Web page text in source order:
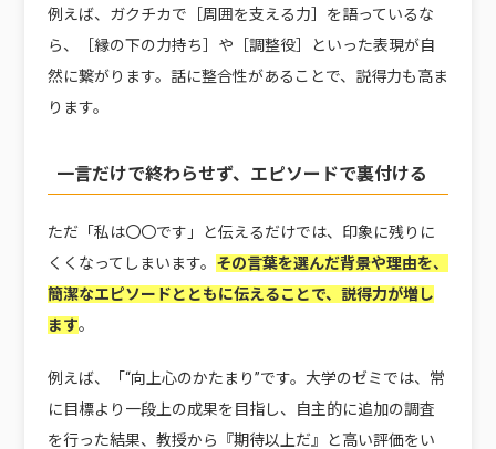
例えば、ガクチカで［周囲を支える力］を語っているな
ら、［縁の下の力持ち］や［調整役］といった表現が自
然に繋がります。話に整合性があることで、説得力も高ま
ります。
一言だけで終わらせず、エピソードで裏付ける
ただ「私は〇〇です」と伝えるだけでは、印象に残りに
くくなってしまいます。 その言葉を選んだ背景や理由を、
簡潔なエピソードとともに伝えることで、説得力が増し
ます。
例えば、「“向上心のかたまり”です。大学のゼミでは、常
に目標より一段上の成果を目指し、自主的に追加の調査
を行った結果、教授から『期待以上だ』と高い評価をい